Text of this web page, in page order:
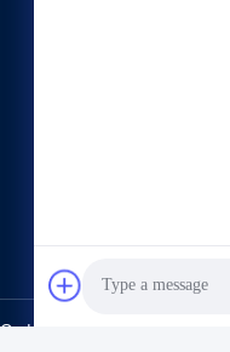
All Rights Reserved.